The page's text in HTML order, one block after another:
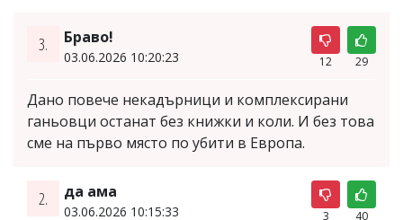
3. Браво!
03.06.2026 10:20:23 12 29
Дано повече некадърници и комплексирани
ганьовци останат без книжки и коли. И без това
сме на първо място по убити в Европа.
2. да ама
03.06.2026 10:15:33 3 40